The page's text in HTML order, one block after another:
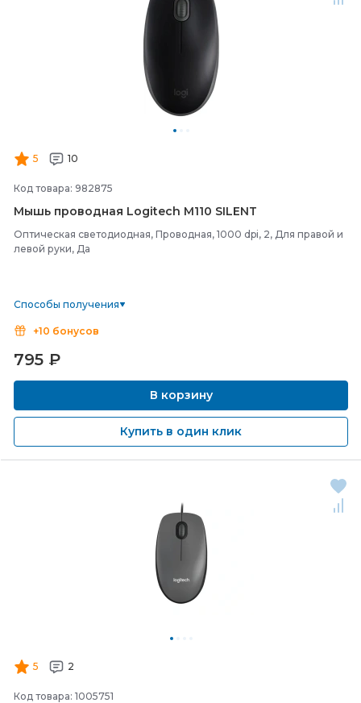
5 10
Код товара: 982875
Мышь проводная Logitech M110 SILENT
Оптическая светодиодная, Проводная, 1000 dpi, 2, Для правой и
левой руки, Да
Способы получения
+10 бонусов
795 ₽
В корзину
Купить в один клик
5 2
Код товара: 1005751